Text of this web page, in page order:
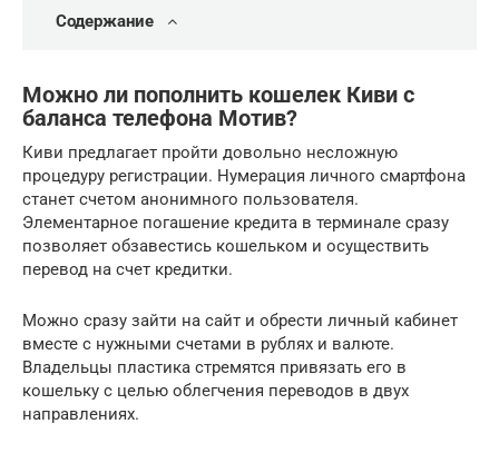
Содержание
Можно ли пополнить кошелек Киви с
баланса телефона Мотив?
Киви предлагает пройти довольно несложную
процедуру регистрации. Нумерация личного смартфона
станет счетом анонимного пользователя.
Элементарное погашение кредита в терминале сразу
позволяет обзавестись кошельком и осуществить
перевод на счет кредитки.
Можно сразу зайти на сайт и обрести личный кабинет
вместе с нужными счетами в рублях и валюте.
Владельцы пластика стремятся привязать его в
кошельку с целью облегчения переводов в двух
направлениях.